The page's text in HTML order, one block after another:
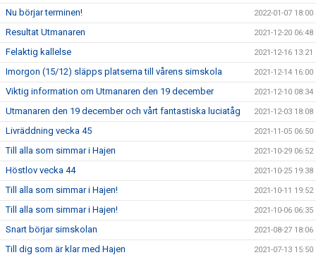
Nu börjar terminen! 2022-01-07 18:00
Resultat Utmanaren 2021-12-20 06:48
Felaktig kallelse 2021-12-16 13:21
Imorgon (15/12) släpps platserna till vårens simskola 2021-12-14 16:00
Viktig information om Utmanaren den 19 december 2021-12-10 08:34
Utmanaren den 19 december och vårt fantastiska luciatåg 2021-12-03 18:08
Livräddning vecka 45 2021-11-05 06:50
Till alla som simmar i Hajen 2021-10-29 06:52
Höstlov vecka 44 2021-10-25 19:38
Till alla som simmar i Hajen! 2021-10-11 19:52
Till alla som simmar i Hajen! 2021-10-06 06:35
Snart börjar simskolan 2021-08-27 18:06
Till dig som är klar med Hajen 2021-07-13 15:50